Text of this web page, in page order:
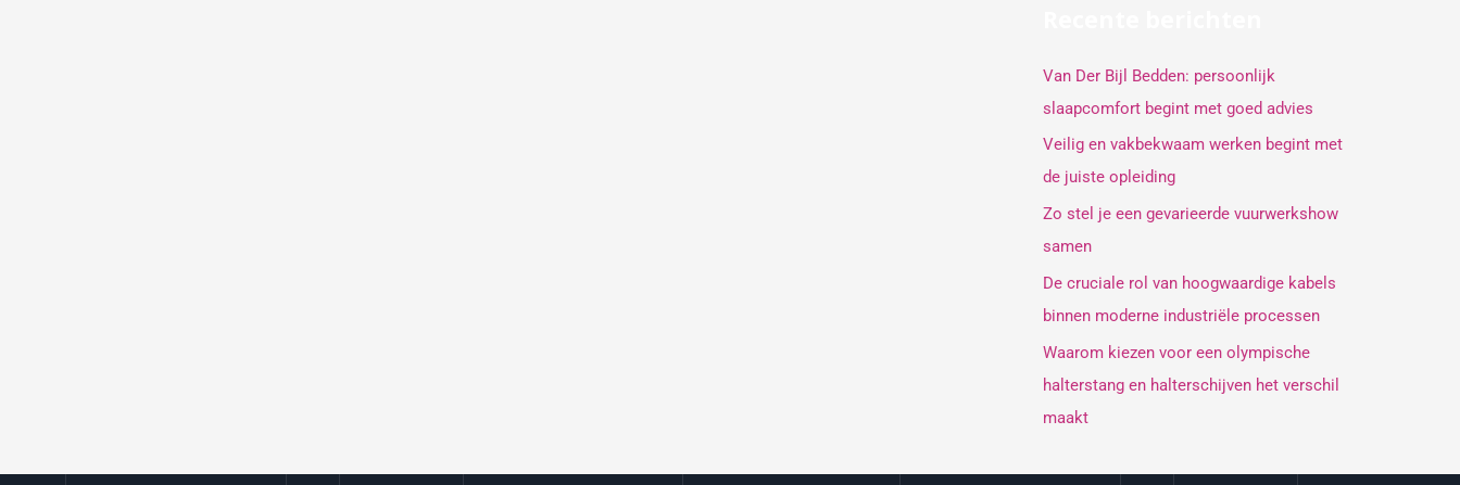
Van Der Bijl Bedden: persoonlijk
slaapcomfort begint met goed advies
Veilig en vakbekwaam werken begint met
de juiste opleiding
Zo stel je een gevarieerde vuurwerkshow
samen
De cruciale rol van hoogwaardige kabels
binnen moderne industriële processen
Waarom kiezen voor een olympische
halterstang en halterschijven het verschil
maakt